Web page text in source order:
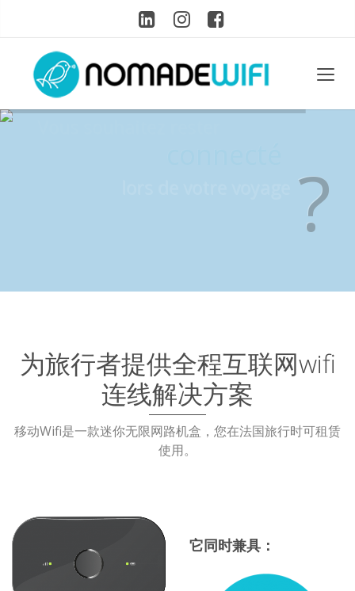
为旅行者提供全程互联网wifi
连线解决方案
移动Wifi是一款迷你无限网路机盒，您在法国旅行时可租赁
使用。
它同时兼具：